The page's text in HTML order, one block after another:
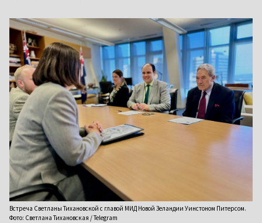
Встреча Светланы Тихановской с главой МИД Новой Зеландии Уинстоном Питерсом.
Фото: Светлана Тихановская / Telegram